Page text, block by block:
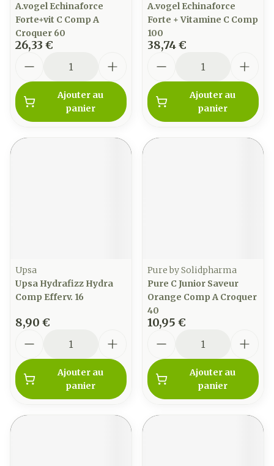
A.vogel Echinaforce
Forte+vit C Comp A
Croquer 60
26,33 €
Ajouter au
panier
A.vogel Echinaforce
Forte + Vitamine C Comp
100
38,74 €
Ajouter au
panier
Upsa
Upsa Hydrafizz Hydra
Comp Efferv. 16
8,90 €
Ajouter au
panier
Pure by Solidpharma
Pure C Junior Saveur
Orange Comp A Croquer
40
10,95 €
Ajouter au
panier